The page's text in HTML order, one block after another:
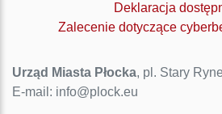
Deklaracja
Zalecenie dotyczące
Urząd Miasta Płocka, pl. Stary
E-mail: info@plock.eu